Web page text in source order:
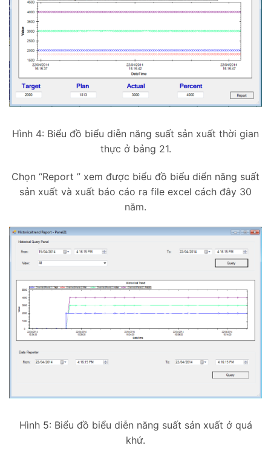
Hình 4: Biểu đồ biểu diễn năng suất sản xuất thời gian
thực ở bảng 21.
Chọn “Report ” xem được biểu đồ biểu diển năng suất
sản xuất và xuất báo cáo ra file excel cách đây 30
năm.
Hình 5: Biểu đồ biểu diễn năng suất sản xuất ở quá
khứ.